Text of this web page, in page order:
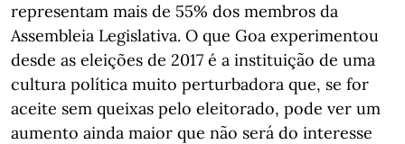
representam mais de 55% dos membros da
Assembleia Legislativa. O que Goa experimentou
desde as eleições de 2017 é a instituição de uma
cultura política muito perturbadora que, se for
aceite sem queixas pelo eleitorado, pode ver um
aumento ainda maior que não será do interesse